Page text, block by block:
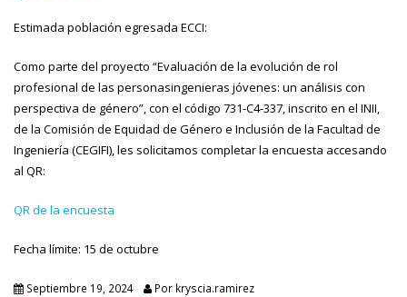
Estimada población egresada ECCI:
Como parte del proyecto “Evaluación de la evolución de rol
profesional de las personasingenieras jóvenes: un análisis con
perspectiva de género”, con el código 731-C4-337, inscrito en el INII,
de la Comisión de Equidad de Género e Inclusión de la Facultad de
Ingeniería (CEGIFI), les solicitamos completar la encuesta accesando
al QR:
QR de la encuesta
Fecha límite: 15 de octubre
Septiembre 19, 2024 Por kryscia.ramirez